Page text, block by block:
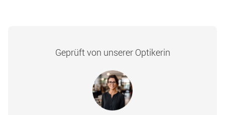
Geprüft von unserer Optikerin